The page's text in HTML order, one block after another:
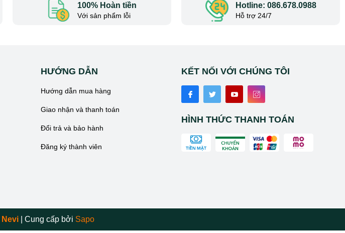
100% Hoàn tiền
Với sản phẩm lỗi
Hotline: 086.678.0988
Hỗ trợ 24/7
HƯỚNG DẪN
Hướng dẫn mua hàng
Giao nhận và thanh toán
Đổi trả và bảo hành
Đăng ký thành viên
KẾT NỐI VỚI CHÚNG TÔI
HÌNH THỨC THANH TOÁN
Nevi Cung cấp bởi Sapo